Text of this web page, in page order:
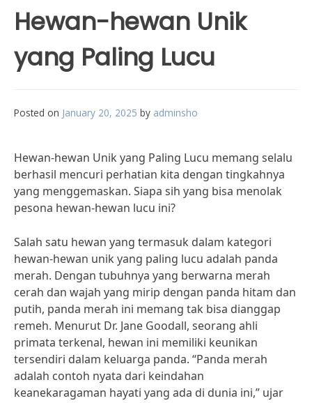
Hewan-hewan Unik
yang Paling Lucu
Posted on January 20, 2025 by adminsho
Hewan-hewan Unik yang Paling Lucu memang selalu
berhasil mencuri perhatian kita dengan tingkahnya
yang menggemaskan. Siapa sih yang bisa menolak
pesona hewan-hewan lucu ini?
Salah satu hewan yang termasuk dalam kategori
hewan-hewan unik yang paling lucu adalah panda
merah. Dengan tubuhnya yang berwarna merah
cerah dan wajah yang mirip dengan panda hitam dan
putih, panda merah ini memang tak bisa dianggap
remeh. Menurut Dr. Jane Goodall, seorang ahli
primata terkenal, hewan ini memiliki keunikan
tersendiri dalam keluarga panda. “Panda merah
adalah contoh nyata dari keindahan
keanekaragaman hayati yang ada di dunia ini,” ujar